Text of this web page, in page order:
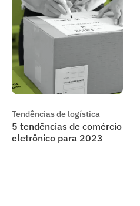
Tendências de logística
5 tendências de comércio
eletrônico para 2023